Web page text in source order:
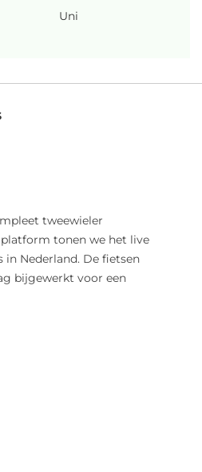
Uni
tweewieler
tonen we het live
in Nederland. De fietsen
bijgewerkt voor een